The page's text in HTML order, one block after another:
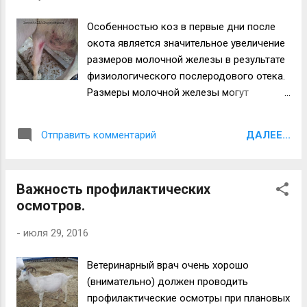
молочной железы. Причины такого
технологический травматизм (нарушение
технологии доения) и генетическая
предрасположенность животного.
ростом кожи в месте патологии, оценка
практика в животноводстве?! Удачи всем!
Особенностью коз в первые дни после
окота является значительное увеличение
размеров молочной железы в результате
физиологического послеродового отека.
Размеры молочной железы могут
задних конечностей. При этом возникают
Потертости на внутренней стороне левой
и внутренней части конечности. Фото 3.
Местный дерматит в результате
Отправить комментарий ДАЛЕЕ...
Важность профилактических
осмотров.
- июля 29, 2016
Ветеринарный врач очень хорошо
(внимательно) должен проводить
профилактические осмотры при плановых